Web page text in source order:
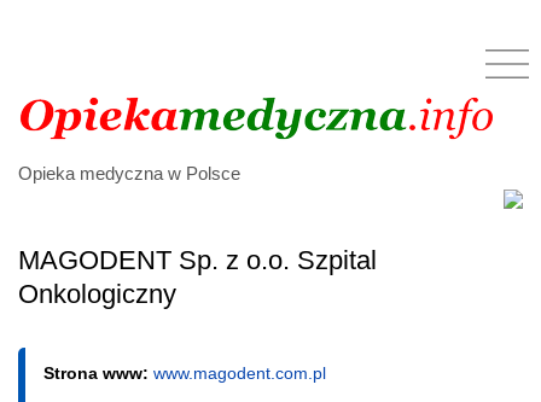
Opieka medyczna w Polsce
MAGODENT Sp. z o.o. Szpital
Onkologiczny
Strona www: www.magodent.com.pl